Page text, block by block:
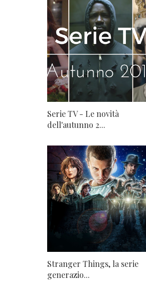
Serie TV - Le novità
dell'autunno 2...
Stranger Things, la serie
generazio...